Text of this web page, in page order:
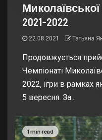
2021-2022
22.08.2021 Татьяна
Продовжується
Чемпіонаті
2022, ігри в рамках
5 вересня. За...
1 min read